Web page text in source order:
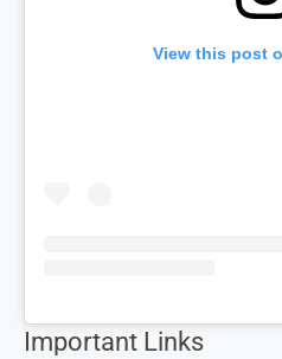
View this post
Important Links